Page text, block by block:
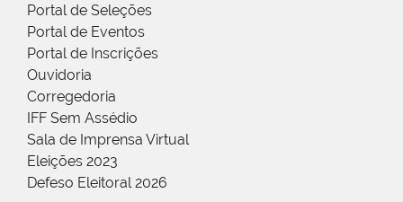
Portal de Seleções
Portal de Eventos
Portal de Inscrições
Ouvidoria
Corregedoria
IFF Sem Assédio
Sala de Imprensa Virtual
Eleições 2023
Defeso Eleitoral 2026